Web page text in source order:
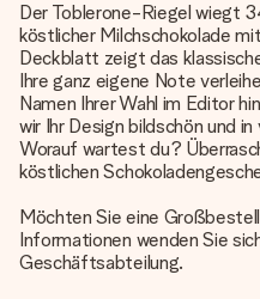
Der Toblerone-Riegel wiegt
köstlicher Milchschokolade
Deckblatt zeigt das
Ihre ganz eigene Note
Namen Ihrer Wahl im Editor
wir Ihr Design bildschön und
Worauf wartest du?
köstlichen
Möchten Sie eine
Informationen wenden Sie
Geschäftsabteilung.